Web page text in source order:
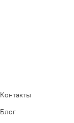
Контакты
Блог